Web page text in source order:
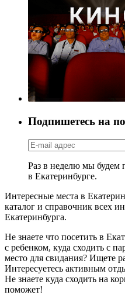
Подпишетесь на
Раз в неделю мы будем
в Екатеринбурге.
Интересные места в
каталог и справочник всех
Екатеринбурга.
Не знаете что посетить в
с ребенком, куда сходить с
место для свидания? Ищете
Интересуетесь активным
Не знаете куда сходить на
поможет!